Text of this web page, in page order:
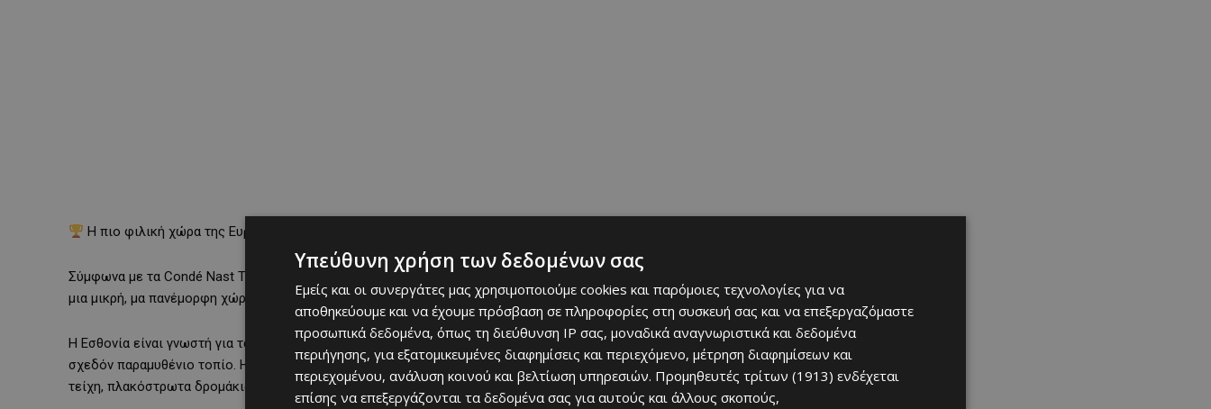
Η πιο φιλική χώρα της Ευρώπης για το 2025: Η Εσθονία!
Σύμφωνα με τα Condé Nast Traveller Readers’ Choice Awards 2025, η πιο φιλική χώρα της Ευρώπης είναι… η Εσθονία —
μια μικρή, μα πανέμορφη χώρα της Βαλτικής που ξεπέρασε δημοφιλείς προορισμούς όπως η Πορτογαλία και η Ελλάδα.
Η Εσθονία είναι γνωστή για τα μαγευτικά της δάση, τις άγριες παραλίες και τις λίμνες με σάουνες, που δημιουργούν ένα
σχεδόν παραμυθένιο τοπίο. Η πρωτεύουσα, Ταλίν, είναι μνημείο Παγκόσμιας Κληρονομιάς της UNESCO, με μεσαιωνικά
τείχη, πλακόστρωτα δρομάκια, pastel χρωματισμένα σπίτια και ατμοσφαιρικές αυλές.
Υπεύθυνη χρήση των δεδομένων σας
Εμείς και οι συνεργάτες μας χρησιμοποιούμε cookies και παρόμοιες τεχνολογίες για να
αποθηκεύουμε και να έχουμε πρόσβαση σε πληροφορίες στη συσκευή σας και να επεξεργαζόμαστε
προσωπικά δεδομένα, όπως τη διεύθυνση IP σας, μοναδικά αναγνωριστικά και δεδομένα
περιήγησης, για εξατομικευμένες διαφημίσεις και περιεχόμενο, μέτρηση διαφημίσεων και
περιεχομένου, ανάλυση κοινού και βελτίωση υπηρεσιών. Προμηθευτές τρίτων (1913) ενδέχεται
επίσης να επεξεργάζονται τα δεδομένα σας για αυτούς και άλλους σκοπούς,